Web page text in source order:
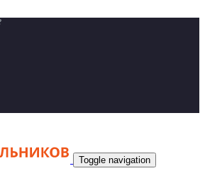
Toggle navigation